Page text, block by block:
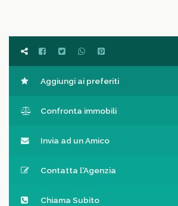
Aggiungi ai preferiti
Confronta immobili
Invia ad un Amico
Contatta l'Agenzia
Chiama Subito